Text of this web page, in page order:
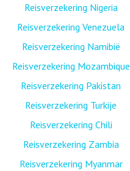
Reisverzekering Nigeria
Reisverzekering Venezuela
Reisverzekering Namibië
Reisverzekering Mozambique
Reisverzekering Pakistan
Reisverzekering Turkije
Reisverzekering Chili
Reisverzekering Zambia
Reisverzekering Myanmar